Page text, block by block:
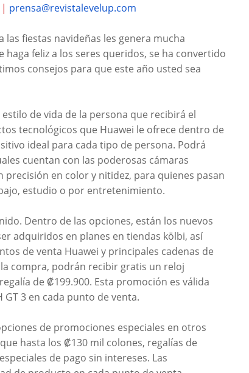
prensa@revistalevelup.com
fiestas navideñas les genera mucha
feliz a los seres queridos, se ha convertido
consejos para que este año usted sea
de vida de la persona que recibirá el
tecnológicos que Huawei le ofrece dentro de
ideal para cada tipo de persona. Podrá
cuentan con las poderosas cámaras
en color y nitidez, para quienes pasan
estudio o por entretenimiento.
Dentro de las opciones, están los nuevos
adquiridos en planes en tiendas kölbi, así
de venta Huawei y principales cadenas de
compra, podrán recibir gratis un reloj
de ₡199.900. Esta promoción es válida
GT 3 en cada punto de venta.
de promociones especiales en otros
hasta los ₡130 mil colones, regalías de
de pago sin intereses. Las